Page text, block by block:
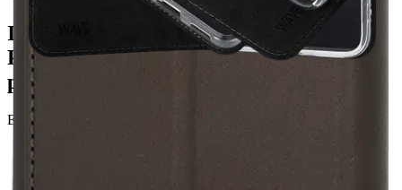
Ilmainen toimitus yli 100 €:n tilauksille
Postin pakettiautomaattiin tai
palvelupisteeseen!
Etu ei koske Suuri‑lisäpalvelulla toimitettavia tuotteita.